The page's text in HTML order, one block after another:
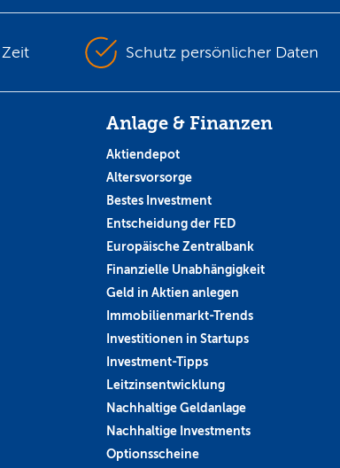
Schutz persönlicher Daten
Anlage & Finanzen
Aktiendepot
Altersvorsorge
Bestes Investment
Entscheidung der FED
Europäische Zentralbank
Finanzielle Unabhängigkeit
Geld in Aktien anlegen
Immobilienmarkt-Trends
Investitionen in Startups
Investment-Tipps
Leitzinsentwicklung
Nachhaltige Geldanlage
Nachhaltige Investments
Optionsscheine